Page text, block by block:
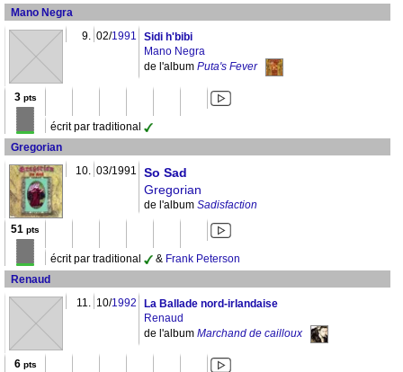
Mano Negra
9. 02/1991
Sidi h'bibi
Mano Negra
de l'album Puta's Fever
3pts
écrit par traditional
Gregorian
10. 03/1991
So Sad
Gregorian
de l'album Sadisfaction
51 pts
écrit par traditional & Frank Peterson
Renaud
11. 10/1992
La Ballade nord-irlandaise
Renaud
de l'album Marchand de cailloux
6pts